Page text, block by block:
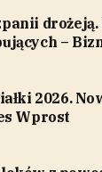
drożeją.
–
2026.
Wprost